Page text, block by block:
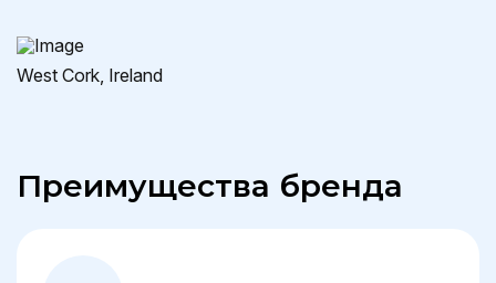
West Cork, Ireland
Преимущества бренда